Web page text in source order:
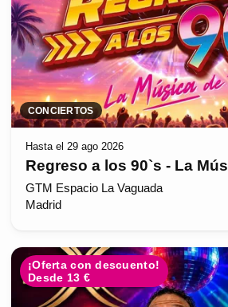
CONCIERTOS
Hasta el 29 ago 2026
Regreso a los 90`s - La
GTM Espacio La Vaguada
Madrid
¡Oferta con descuento!
Desde 13 €